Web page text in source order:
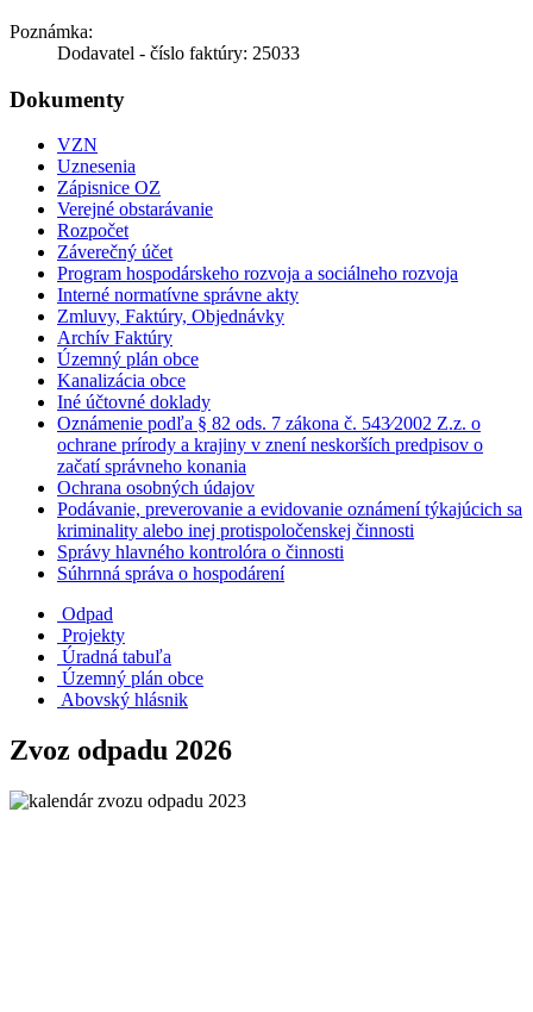
Poznámka:
Dodavatel - číslo faktúry: 25033
Dokumenty
VZN
Uznesenia
Zápisnice OZ
Verejné obstarávanie
Rozpočet
Záverečný účet
Program hospodárskeho rozvoja a sociálneho rozvoja
Interné normatívne správne akty
Zmluvy, Faktúry, Objednávky
Archív Faktúry
Územný plán obce
Kanalizácia obce
Iné účtovné doklady
Oznámenie podľa § 82 ods. 7 zákona č. 543⁄2002 Z.z. o
ochrane prírody a krajiny v znení neskorších predpisov o
začatí správneho konania
Ochrana osobných údajov
Podávanie, preverovanie a evidovanie oznámení týkajúcich sa
kriminality alebo inej protispoločenskej činnosti
Správy hlavného kontrolóra o činnosti
Súhrnná správa o hospodárení
Odpad
Projekty
Úradná tabuľa
Územný plán obce
Abovský hlásnik
Zvoz odpadu 2026